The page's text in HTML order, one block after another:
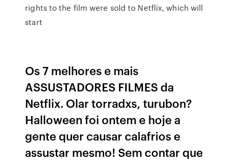
rights to the film were sold to Netflix, which will
start
Os 7 melhores e mais
ASSUSTADORES FILMES da
Netflix. Olar torradxs, turubon?
Halloween foi ontem e hoje a
gente quer causar calafrios e
assustar mesmo! Sem contar que